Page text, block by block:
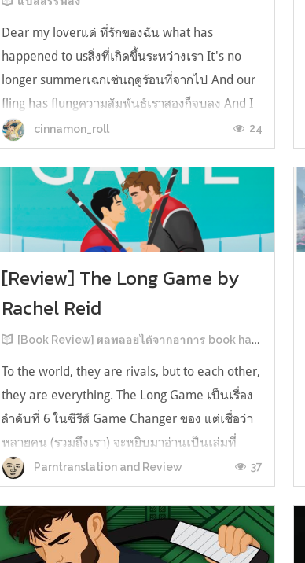
Dear my loverแด่ ที่รักของฉัน what has
happened to usสิ่งที่เกิดขึ้นระหว่างเรา It's no
longer summerเฉกเช่นฤดูร้อนที่จากไป And our
fling has flungความสัมพันธ์เราสองก็จบลง And I
still spin your recordsแต่ฉันยังเล่นเพลงโปรดของ
คุณบนแผ่นเสียงไวนิล And You still feel like
homeในใจฉัน ตัวตนคุณก็ยังอบอ...
cinnamon_roll 24
[Review] The Long Game by
Rachel Reid
[Book Review] ผลพลอยได้จากอาการ book hangover หลังอ่านสารพัน MM Romance
To the world, they are rivals, but to each other,
they are everything. The Long Game เป็นเรื่อง
ลำดับที่ 6 ในซีรีส์ Game Changer ของ แต่เชื่อว่า
หลายคน (รวมถึงเรา) จะหยิบมาอ่านเป็นเล่มที่
2หลังจากอ่าน Heated Rivalry มา555 เรื่องย่อ:
The Long Game เล่ม Long Game นี่จะเป็น
ประมาณ2 ปีหลังจาก HR จะดำเนินเ...
Parntranslation and Review 37